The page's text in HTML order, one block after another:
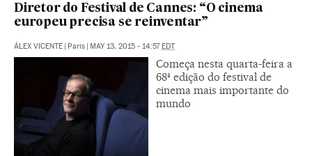
Diretor do Festival de Cannes: “O cinema
europeu precisa se reinventar”
ÁLEX VICENTE | Paris | MAY 13, 2015 - 14:57EDT
Começa nesta quarta-feira a
68ª edição do festival de
cinema mais importante do
mundo